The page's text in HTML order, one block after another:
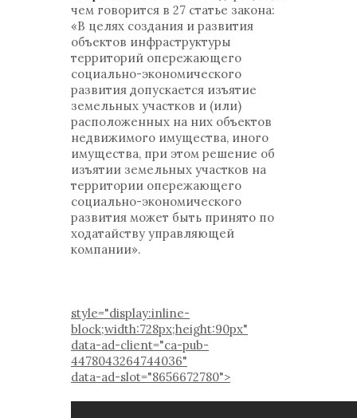
чем говорится в 27 статье закона:
«В целях создания и развития
объектов инфраструктуры
территорий опережающего
социально-экономического
развития допускается изъятие
земельных участков и (или)
расположенных на них объектов
недвижимого имущества, иного
имущества, при этом решение об
изъятии земельных участков на
территории опережающего
социально-экономического
развития может быть принято по
ходатайству управляющей
компании».
style="display:inline-
block;width:728px;height:90px"
data-ad-client="ca-pub-
4478043264744036"
data-ad-slot="8656672780">